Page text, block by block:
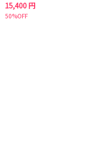
15,400 円
50%OFF